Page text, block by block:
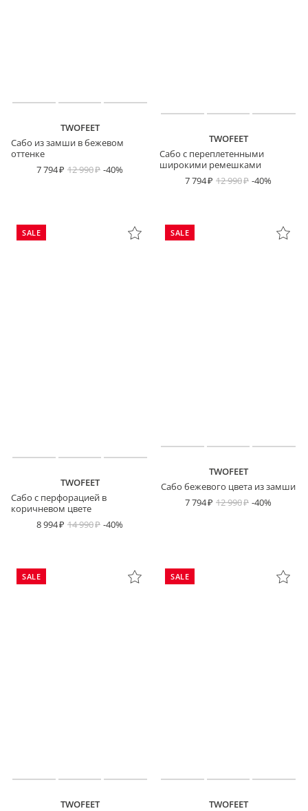
TWOFEET
Сабо из замши в бежевом
оттенке
7 794
12 990 -40%
TWOFEET
Сабо с переплетенными
широкими ремешками
7 794
12 990 -40%
SALE
TWOFEET
Сабо с перфорацией в
коричневом цвете
8 994
14 990 -40%
SALE
TWOFEET
Сабо бежевого цвета из замши
7 794
12 990 -40%
SALE
TWOFEET
SALE
TWOFEET